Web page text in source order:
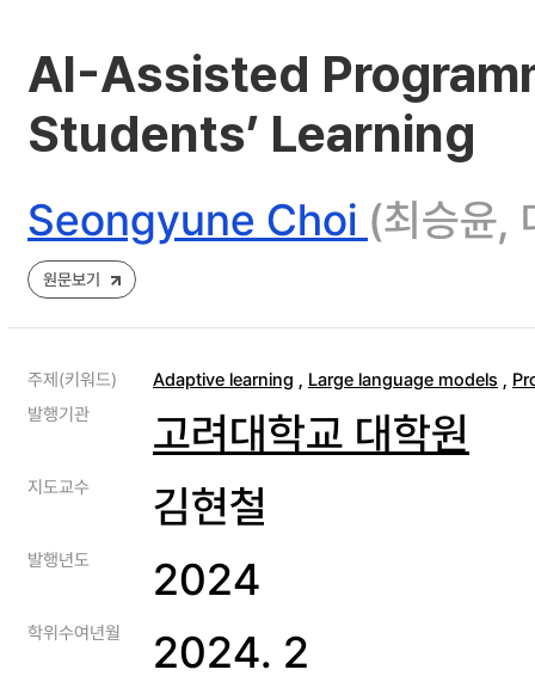
AI-Assisted
Students’ Learning
Seongyune Choi (최승윤,
원문보기
주제(키워드) Adaptive learning , Large language models ,
발행기관
고려대학교 대학원
지도교수 김현철
발행년도 2024
학위수여년월 2024. 2